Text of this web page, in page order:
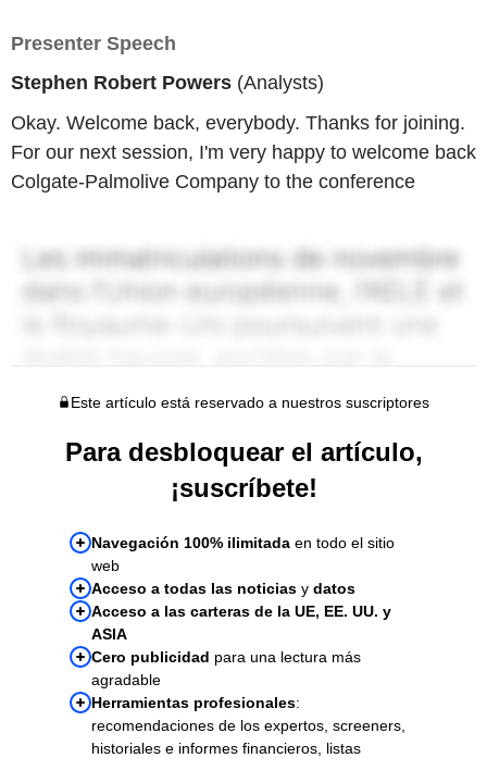
Presenter Speech
Stephen Robert Powers (Analysts)
Okay. Welcome back, everybody. Thanks for joining.
For our next session, I'm very happy to welcome back
Colgate-Palmolive Company to the conference
Este artículo está reservado a nuestros suscriptores
Para desbloquear el artículo,
¡suscríbete!
Navegación 100% ilimitada en todo el sitio
web
Acceso a todas las noticias y datos
Acceso a las carteras de la UE, EE. UU. y
ASIA
Cero publicidad para una lectura más
agradable
Herramientas profesionales:
recomendaciones de los expertos, screeners,
historiales e informes financieros, listas